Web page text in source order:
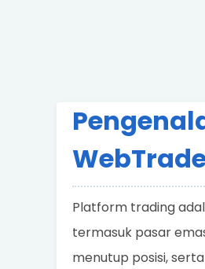
Platform trading
termasuk pasar
menutup posisi,